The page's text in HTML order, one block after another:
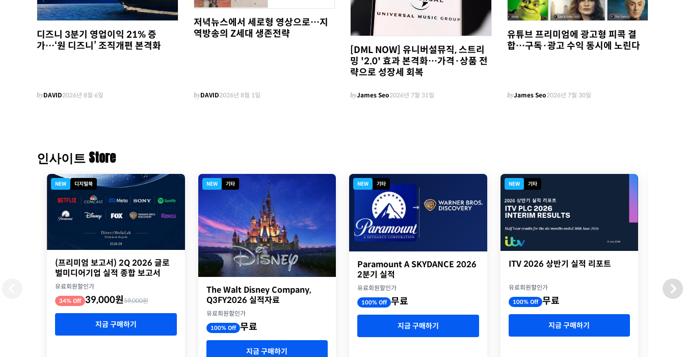
디즈니 3분기 영업이익 21% 증
가…‘원 디즈니’ 조직개편 본격화
byDAVID2026년 8월 6일
저녁뉴스에서 세로형 영상으로…지
역방송의 Z세대 생존전략
byDAVID2026년 8월 1일
[DML NOW] 유니버설뮤직, 스트리
밍 '2.0' 효과 본격화…가격·상품 전
략으로 성장세 회복
byJames Seo2026년 7월 31일
유튜브 프리미엄에 광고형 피콕 결
합…구독·광고 수익 동시에 노린다
byJames Seo2026년 7월 30일
인사이트 Store
NEW 디지털북
(프리미엄 보고서) 2Q 2026 글로
벌미디어기업 실적 종합 보고서
유료회원할인가
34% Off 39,000원59,000원
지금 구매하기
NEW 기타
The Walt Disney Company,
Q3FY2026 실적자료
유료회원할인가
100% Off 무료
지금 구매하기
NEW 기타
Paramount A SKYDANCE 2026
2분기 실적
유료회원할인가
100% Off 무료
지금 구매하기
NEW 기타
ITV 2026 상반기 실적 리포트
유료회원할인가
100% Off 무료
지금 구매하기
유료회원